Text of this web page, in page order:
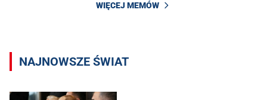
WIĘCEJ MEMÓW
NAJNOWSZE ŚWIAT